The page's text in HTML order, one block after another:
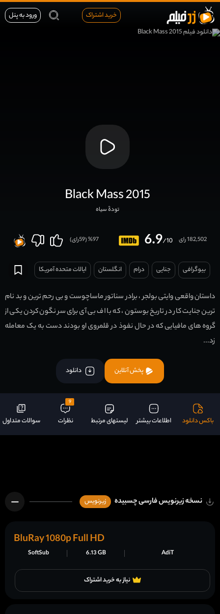
خرید اشتراک ورود به پنل
Black Mass 2015
تودۀ سیاه
6.9/10 182,502 رای 97
% (
59رای)
بیوگرافی جنایی درام انگلستان ایالات متحده آمریکا
داستان واقعی وایتی بولجر ، برادر سناتور ماساچوست و بی رحم ترین و بد نام
ترین جنایت کار در تاریخ بوستون ، که با اف بی آی برای سر نگون کردن یکی از
گروه های مافیایی که در حال نفوذ در قلمروی او بودند دست به یک معامله
زد...
پخش آنلاین دانلود
باکس دانلود اطلاعات بیشتر لیستهای مرتبط
9
نظرات سوالات متداول
نسخه زیرنویس فارسی چسبیده زیرنویس
نیاز به خرید اشتراک
AdiT
6.13 GB
SoftSub
BluRay 1080p Full HD